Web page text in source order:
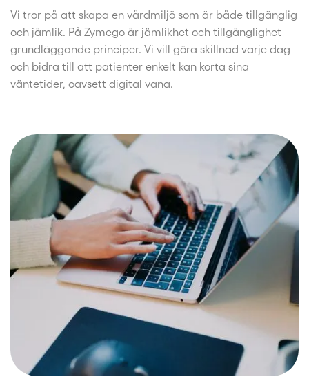
Vi tror på att skapa en vårdmiljö som är både tillgänglig
och jämlik. På Zymego är jämlikhet och tillgänglighet
grundläggande principer. Vi vill göra skillnad varje dag
och bidra till att patienter enkelt kan korta sina
väntetider, oavsett digital vana.